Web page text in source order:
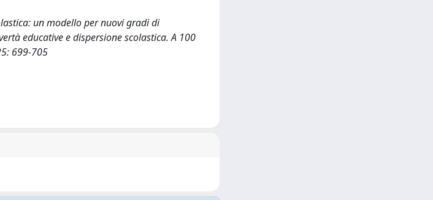
un modello per nuovi gradi di
educative e dispersione scolastica. A 100
699-705